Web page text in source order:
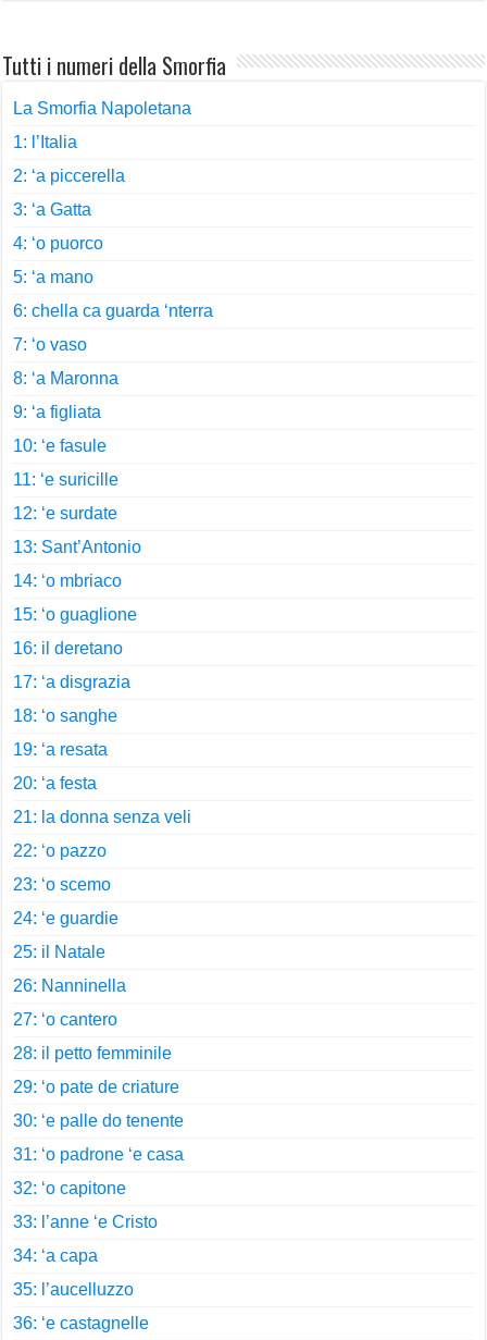
Tutti i numeri della Smorfia
La Smorfia Napoletana
1: l’Italia
2: ‘a piccerella
3: ‘a Gatta
4: ‘o puorco
5: ‘a mano
6: chella ca guarda ‘nterra
7: ‘o vaso
8: ‘a Maronna
9: ‘a figliata
10: ‘e fasule
11: ‘e suricille
12: ‘e surdate
13: Sant’Antonio
14: ‘o mbriaco
15: ‘o guaglione
16: il deretano
17: ‘a disgrazia
18: ‘o sanghe
19: ‘a resata
20: ‘a festa
21: la donna senza veli
22: ‘o pazzo
23: ‘o scemo
24: ‘e guardie
25: il Natale
26: Nanninella
27: ‘o cantero
28: il petto femminile
29: ‘o pate de criature
30: ‘e palle do tenente
31: ‘o padrone ‘e casa
32: ‘o capitone
33: l’anne ‘e Cristo
34: ‘a capa
35: l’aucelluzzo
36: ‘e castagnelle